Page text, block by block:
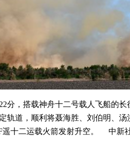
，搭载神舟十二号载人飞船的长
轨道，顺利将聂海胜、刘伯明、
遥十二运载火箭发射升空。 中新